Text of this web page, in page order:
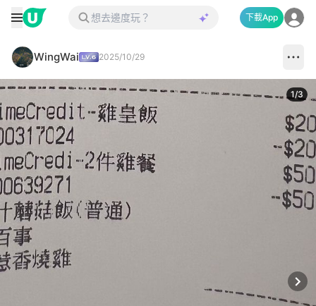
下載App
WingWai 2025/10/29
1/3